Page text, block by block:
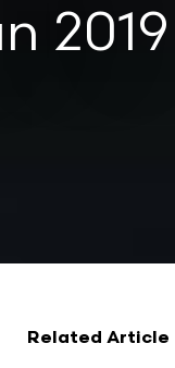
2019
Related Article